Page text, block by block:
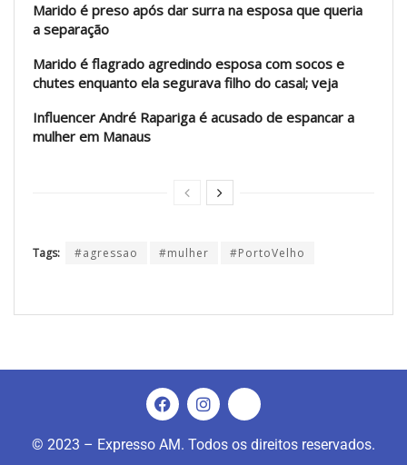
Marido é preso após dar surra na esposa que queria
a separação
Marido é flagrado agredindo esposa com socos e
chutes enquanto ela segurava filho do casal; veja
Influencer André Rapariga é acusado de espancar a
mulher em Manaus
Tags: #agressao #mulher #PortoVelho
© 2023 – Expresso AM. Todos os direitos reservados.